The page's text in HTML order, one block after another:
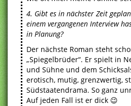
4. Gibt es in nächster Zeit
einem vergangenen Interview
in Planung?
Der nächste Roman steht
„Spiegelbrüder“. Er spielt in
und Sühne und dem
erotisch, mutig, grenzwertig,
Südstaatendrama. So ganz
Auf jeden Fall ist er dick 😉